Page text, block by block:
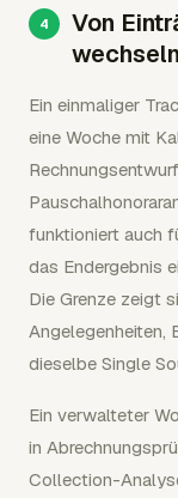
Von
wechseln
Ein einmaliger
eine Woche mit
funktioniert auch
das Endergebnis
Die Grenze zeigt
Angelegenheiten,
dieselbe Single
Ein verwalteter
in
Collection-